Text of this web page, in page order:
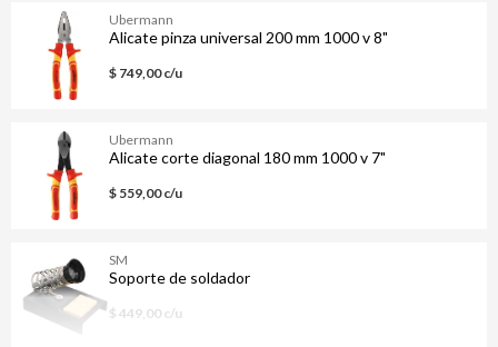
Ubermann
Alicate pinza universal 200 mm 1000 v 8"
$ 749,00 c/u
Ubermann
Alicate corte diagonal 180 mm 1000 v 7"
$ 559,00 c/u
SM
Soporte de soldador
$ 449,00 c/u